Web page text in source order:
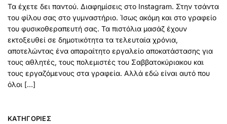
Τα έχετε δει παντού. Διαφημίσεις στο Instagram. Στην τσάντα
του φίλου σας στο γυμναστήριο. Ίσως ακόμη και στο γραφείο
του φυσικοθεραπευτή σας. Τα πιστόλια μασάζ έχουν
εκτοξευθεί σε δημοτικότητα τα τελευταία χρόνια,
αποτελώντας ένα απαραίτητο εργαλείο αποκατάστασης για
τους αθλητές, τους πολεμιστές του Σαββατοκύριακου και
τους εργαζόμενους στα γραφεία. Αλλά εδώ είναι αυτό που
όλοι […]
KΑΤΗΓΟΡΊΕΣ